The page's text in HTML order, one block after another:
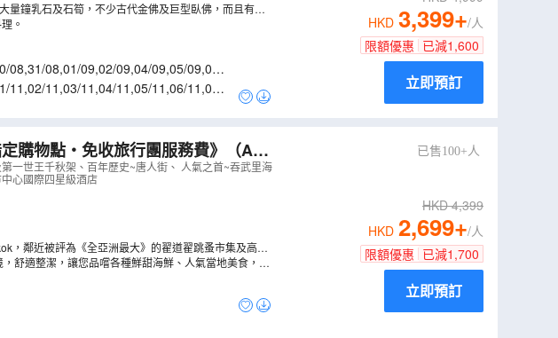
量鐘乳石及石筍，不少古代金佛及巨型臥佛，而且有一
。
08,31/08,01/09,02/09,04/09,05/09,06/0
11,02/11 ,03/11 ,04/11 ,05/11 ,06/11 ,07/1
HKD 3,399+/人
限額優惠 已減1,600
立即預訂
購物點‧免收旅行團服務費》 （AB
一世王千秋架、百年歷史~唐人街、 人氣之首~吞武里海
心國際四星級酒店
，鄰近被評為《全亞洲最大》的翟道翟跳蚤市集及高貴
舒適整潔，讓您品嚐各種鮮甜海鮮、人氣當地美食，飽
已售100+人
HKD4,399
HKD 2,699+/人
限額優惠 已減1,700
立即預訂